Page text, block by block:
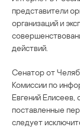
представители
организаций и
действий.
Cенатор от
Комиссии по
Евгений Елисеев,
поставленные
следует